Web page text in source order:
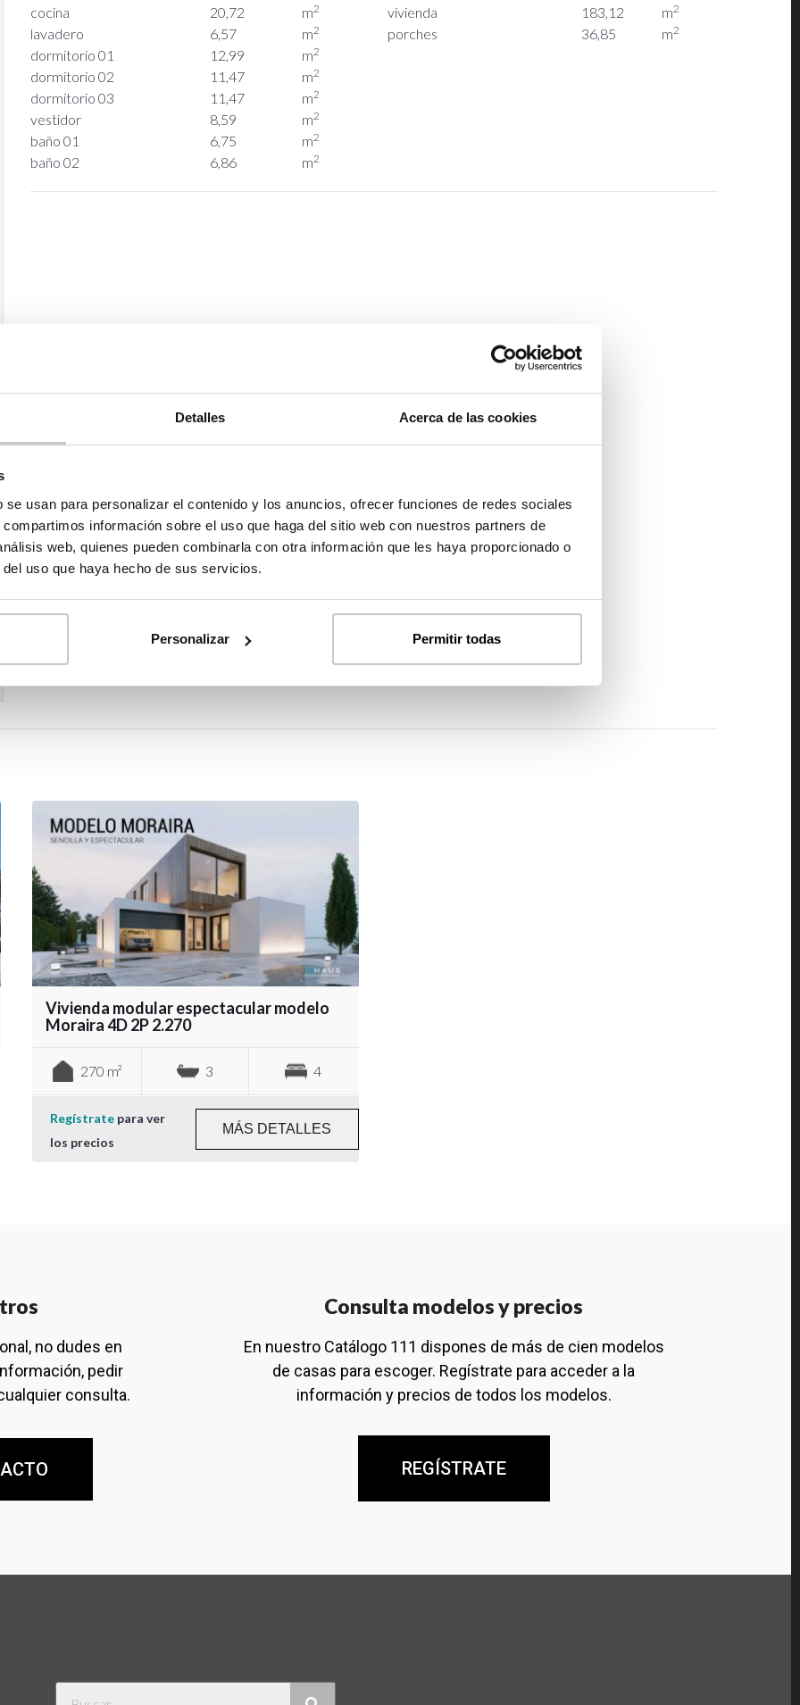
Detalles Acerca de las cookies
usan para personalizar el contenido y los anuncios, ofrecer funciones de redes sociales
información sobre el uso que haga del sitio web con nuestros partners de
web, quienes pueden combinarla con otra información que les haya proporcionado o
uso que haya hecho de sus servicios.
Personalizar Permitir todas
cocina 20,72 m2
lavadero 6,57 m2
dormitorio 01 12,99 m2
dormitorio 02 11,47 m2
dormitorio 03 11,47 m2
vestidor 8,59 m2
baño 01 6,75 m2
baño 02 6,86 m2
vivienda
183,12 m2
porches 36,85 m2
Vivienda modular espectacular modelo
Moraira 4D 2P 2.270
270 m² 3 4
Regístratepara ver
los precios
MÁS DETALLES
no dudes en
pedir
consulta.
Consulta modelos y precios
En nuestro Catálogo 111 dispones de más de cien modelos
de casas para escoger. Regístrate para acceder a la
información y precios de todos los modelos.
REGÍSTRATE